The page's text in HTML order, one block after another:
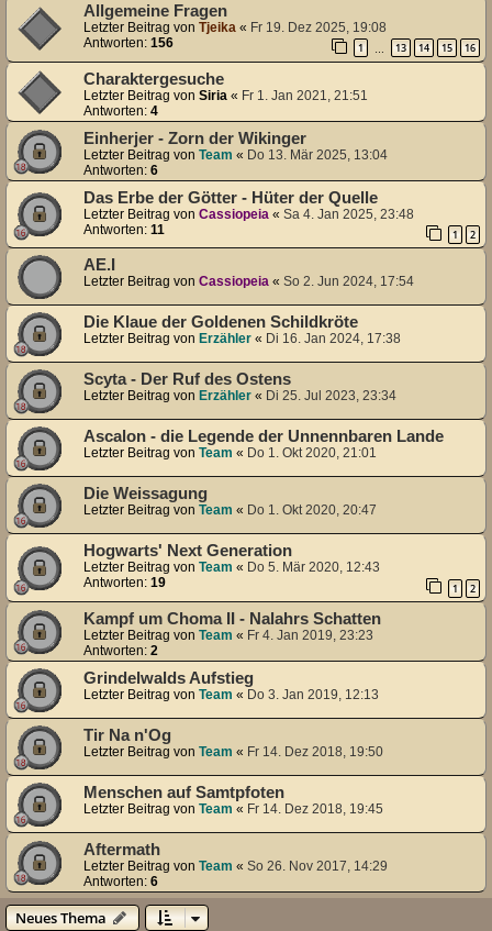
Allgemeine Fragen
Letzter Beitrag von Tjeika « Fr 19. Dez 2025, 19:08
Antworten: 156 1 13 14 15 16
Charaktergesuche
Letzter Beitrag von Siria « Fr 1. Jan 2021, 21:51
Antworten: 4
Einherjer - Zorn der Wikinger
Letzter Beitrag von Team « Do 13. Mär 2025, 13:04
Antworten: 6
Das Erbe der Götter - Hüter der Quelle
Letzter Beitrag von Cassiopeia « Sa 4. Jan 2025, 23:48
Antworten: 11 1 2
AE.I
Letzter Beitrag von Cassiopeia « So 2. Jun 2024, 17:54
Die Klaue der Goldenen Schildkröte
Letzter Beitrag von Erzähler « Di 16. Jan 2024, 17:38
Scyta - Der Ruf des Ostens
Letzter Beitrag von Erzähler « Di 25. Jul 2023, 23:34
Ascalon - die Legende der Unnennbaren Lande
Letzter Beitrag von Team « Do 1. Okt 2020, 21:01
Die Weissagung
Letzter Beitrag von Team « Do 1. Okt 2020, 20:47
Hogwarts' Next Generation
Letzter Beitrag von Team « Do 5. Mär 2020, 12:43
Antworten: 19 1 2
Kampf um Choma II - Nalahrs Schatten
Letzter Beitrag von Team « Fr 4. Jan 2019, 23:23
Antworten: 2
Grindelwalds Aufstieg
Letzter Beitrag von Team « Do 3. Jan 2019, 12:13
Tir Na n'Og
Letzter Beitrag von Team « Fr 14. Dez 2018, 19:50
Menschen auf Samtpfoten
Letzter Beitrag von Team « Fr 14. Dez 2018, 19:45
Aftermath
Letzter Beitrag von Team « So 26. Nov 2017, 14:29
Antworten: 6
Neues Thema